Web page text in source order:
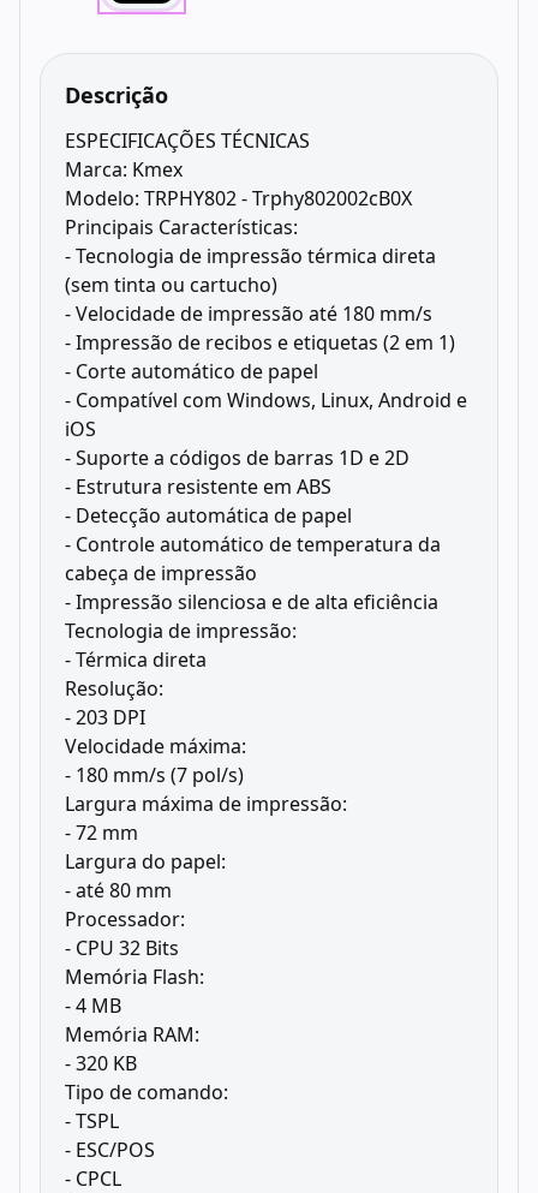
Descrição
ESPECIFICAÇÕES TÉCNICAS
Marca: Kmex
Modelo: TRPHY802 - Trphy802002cB0X
Principais Características:
- Tecnologia de impressão térmica direta
(sem tinta ou cartucho)
- Velocidade de impressão até 180 mm/s
- Impressão de recibos e etiquetas (2 em 1)
- Corte automático de papel
- Compatível com Windows, Linux, Android e
iOS
- Suporte a códigos de barras 1D e 2D
- Estrutura resistente em ABS
- Detecção automática de papel
- Controle automático de temperatura da
cabeça de impressão
- Impressão silenciosa e de alta eficiência
Tecnologia de impressão:
- Térmica direta
Resolução:
- 203 DPI
Velocidade máxima:
- 180 mm/s (7 pol/s)
Largura máxima de impressão:
- 72 mm
Largura do papel:
- até 80 mm
Processador:
- CPU 32 Bits
Memória Flash:
- 4 MB
Memória RAM:
- 320 KB
Tipo de comando:
- TSPL
- ESC/POS
- CPCL